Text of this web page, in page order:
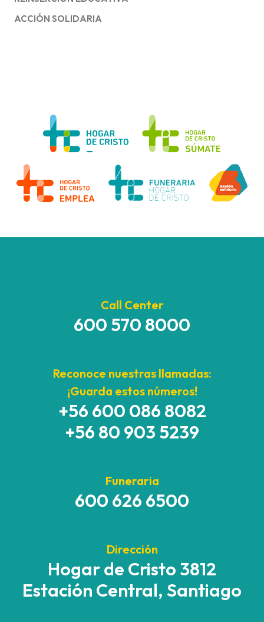
ACCIÓN SOLIDARIA
Call Center
600 570 8000
Reconoce nuestras llamadas:
¡Guarda estos números!
+56 600 086 8082
+56 80 903 5239
Funeraria
600 626 6500
Dirección
Hogar de Cristo 3812
Estación Central, Santiago